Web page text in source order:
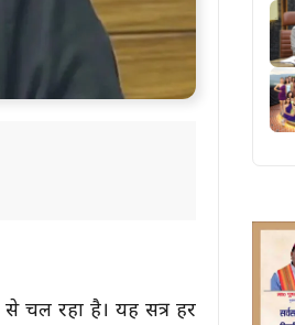
से चल रहा है। यह सत्र हर